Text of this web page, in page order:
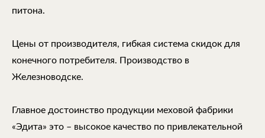
питона.
Цены от производителя, гибкая система скидок для
конечного потребителя. Производство в
Железноводске.
Главное достоинство продукции меховой фабрики
«Эдита» это – высокое качество по привлекательной